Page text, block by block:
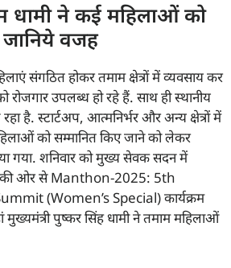
धामी ने कई महिलाओं को
जानिये वजह
संगठित होकर तमाम क्षेत्रों में व्यवसाय कर
उपलब्ध हो रहे हैं. साथ ही स्थानीय
रहा है. स्टार्टअप, आत्मनिर्भर और अन्य क्षेत्रों में
को सम्मानित किए जाने को लेकर
गया. शनिवार को मुख्य सेवक सदन में
की ओर से Manthon-2025: 5th
(Women’s Special) कार्यक्रम
पुष्कर सिंह धामी ने तमाम महिलाओं